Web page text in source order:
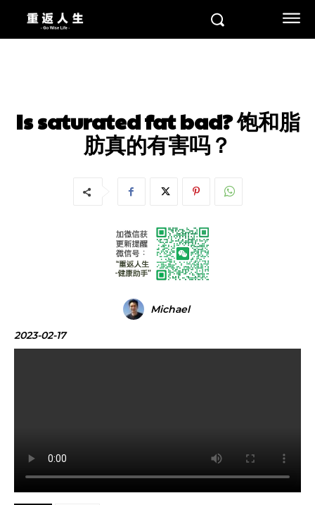
Is saturated fat bad? 饱和脂
肪真的有害吗？
Michael
2023-02-17